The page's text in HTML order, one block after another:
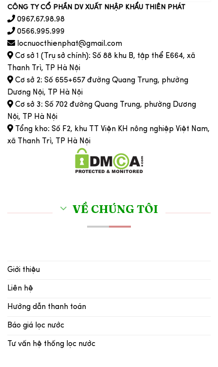
CÔNG TY CỔ PHẦN DV XUẤT NHẬP KHẨU THIÊN PHÁT
0967.67.98.98
0566.995.999
locnuocthienphat@gmail.com
Cơ sở 1 (Trụ sở chính): Số 88 khu B, tập thể E664, xã
Thanh Trì, TP Hà Nội
Cơ sở 2: Số 655+657 đường Quang Trung, phường
Dương Nội, TP Hà Nội
Cơ sở 3: Số 702 đường Quang Trung, phường Dương
Nội, TP Hà Nội
Tổng kho: Số F2, khu TT Viện KH nông nghiệp Việt Nam,
xã Thanh Trì, TP Hà Nội
VỀ CHÚNG TÔI
Giới thiệu
Liên hệ
Hướng dẫn thanh toán
Báo giá lọc nước
Tư vấn hệ thống lọc nước